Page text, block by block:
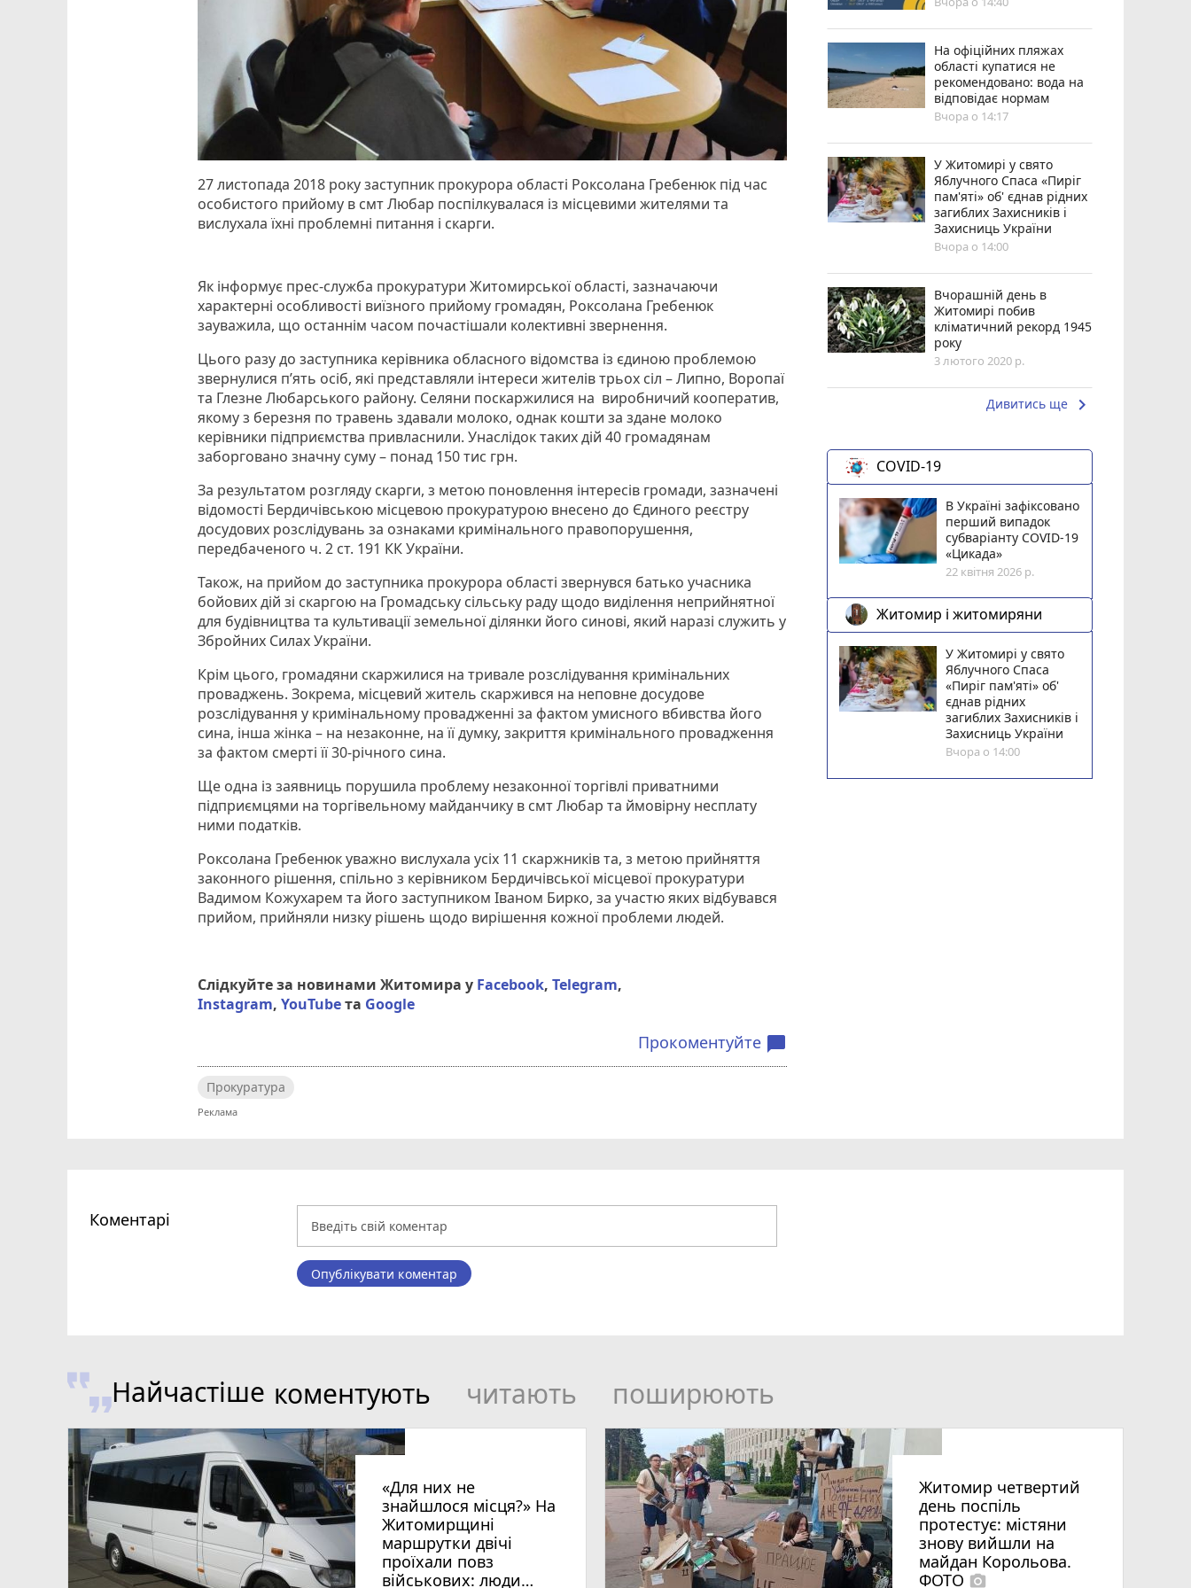
27 листопада 2018 року заступник прокурора області Роксолана Гребенюк під час
особистого прийому в смт Любар поспілкувалася із місцевими жителями та
вислухала їхні проблемні питання і скарги.
Як інформує прес-служба прокуратури Житомирської області, зазначаючи
характерні особливості виїзного прийому громадян, Роксолана Гребенюк
зауважила, що останнім часом почастішали колективні звернення.
Цього разу до заступника керівника обласного відомства із єдиною проблемою
звернулися п’ять осіб, які представляли інтереси жителів трьох сіл – Липно, Воропаї
та Глезне Любарського району. Селяни поскаржилися на виробничий кооператив,
якому з березня по травень здавали молоко, однак кошти за здане молоко
керівники підприємства привласнили. Унаслідок таких дій 40 громадянам
заборговано значну суму – понад 150 тис грн.
За результатом розгляду скарги, з метою поновлення інтересів громади, зазначені
відомості Бердичівською місцевою прокуратурою внесено до Єдиного реєстру
досудових розслідувань за ознаками кримінального правопорушення,
передбаченого ч. 2 ст. 191 КК України.
Також, на прийом до заступника прокурора області звернувся батько учасника
бойових дій зі скаргою на Громадську сільську раду щодо виділення неприйнятної
для будівництва та культивації земельної ділянки його синові, який наразі служить у
Збройних Силах України.
Крім цього, громадяни скаржилися на тривале розслідування кримінальних
проваджень. Зокрема, місцевий житель скаржився на неповне досудове
розслідування у кримінальному провадженні за фактом умисного вбивства його
сина, інша жінка – на незаконне, на її думку, закриття кримінального провадження
за фактом смерті її 30-річного сина.
Ще одна із заявниць порушила проблему незаконної торгівлі приватними
підприємцями на торгівельному майданчику в смт Любар та ймовірну несплату
ними податків.
Роксолана Гребенюк уважно вислухала усіх 11 скаржників та, з метою прийняття
законного рішення, спільно з керівником Бердичівської місцевої прокуратури
Вадимом Кожухарем та його заступником Іваном Бирко, за участю яких відбувався
прийом, прийняли низку рішень щодо вирішення кожної проблеми людей.
Слідкуйте за новинами Житомира у Facebook,Telegram,
Instagram,YouTubeта Google
Прокоментуйте chat_bubble
Прокуратура
На офіційних пляжах
області купатися не
рекомендовано: вода на
відповідає нормам
Вчора о 14:17
У Житомирі у свято
Яблучного Спаса «Пиріг
пам'яті» об' єднав рідних
загиблих Захисників і
Захисниць України
Вчора о 14:00
Вчорашній день в
Житомирі побив
кліматичний рекорд 1945
року
3 лютого 2020 р.
Дивитись ще keyboard_arrow_right
COVID-19
В Україні зафіксовано
перший випадок
субваріанту COVID-19
«Цикада»
22 квітня 2026 р.
Житомир і житомиряни
У Житомирі у свято
Яблучного Спаса
«Пиріг пам'яті» об'
єднав рідних
загиблих Захисників і
Захисниць України
Вчора о 14:00
Коментарі
Опублікувати коментар
Найчастіше коментують читають поширюють
«Для них не
знайшлося місця?» На
Житомирщині
маршрутки двічі
проїхали повз
військових: люди
Житомир четвертий
день поспіль
протестує: містяни
знову вийшли на
майдан Корольова.
ФОТО photo_camera